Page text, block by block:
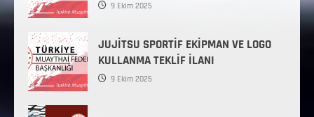
9 Ekim 2025
JUJİTSU SPORTİF EKİPMAN VE LOGO
KULLANMA TEKLİF İLANI
9 Ekim 2025